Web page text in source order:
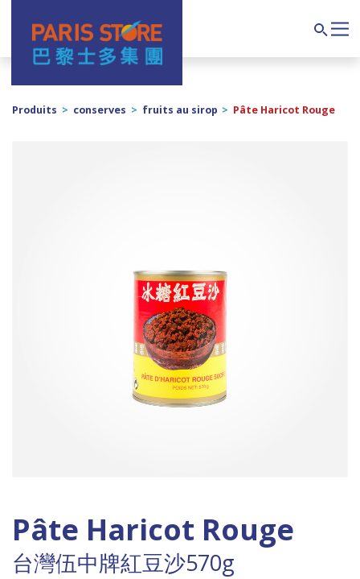
Navigation principale
Produits > conserves > fruits au sirop > Pâte Haricot Rouge
Pâte Haricot Rouge
台灣伍中牌紅豆沙570g